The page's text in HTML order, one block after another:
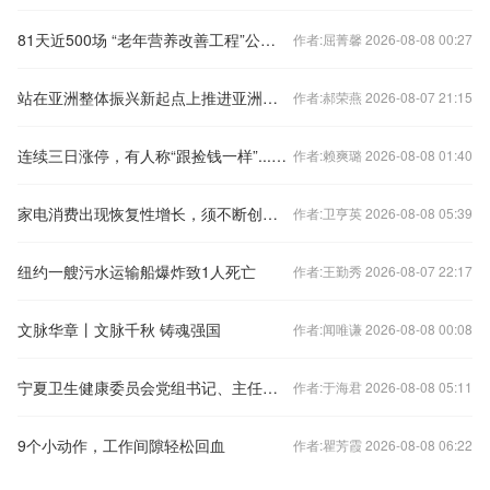
81天近500场 “老年营养改善工程”公益项目共筑健康银龄 作者:屈菁馨 2026-08-08 00:27
站在亚洲整体振兴新起点上推进亚洲经济一体化 作者:郝荣燕 2026-08-07 21:15
连续三日涨停，有人称“跟捡钱一样”...集体宣布停牌1小时 作者:赖爽璐 2026-08-08 01:40
家电消费出现恢复性增长，须不断创新，带动消费升级 作者:卫亨英 2026-08-08 05:39
纽约一艘污水运输船爆炸致1人死亡 作者:王勤秀 2026-08-07 22:17
文脉华章丨文脉千秋 铸魂强国 作者:闻唯谦 2026-08-08 00:08
宁夏卫生健康委员会党组书记、主任吕金捍接受纪律审查和监察调查 作者:于海君 2026-08-08 05:11
9个小动作，工作间隙轻松回血 作者:瞿芳霞 2026-08-08 06:22